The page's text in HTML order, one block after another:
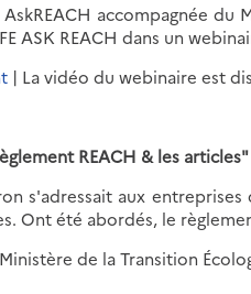
AskREACH accompagnée
ASK REACH dans un
| La vidéo du webinaire est
REACH & les
s'adressait aux
Ont été abordés, le
de la Transition